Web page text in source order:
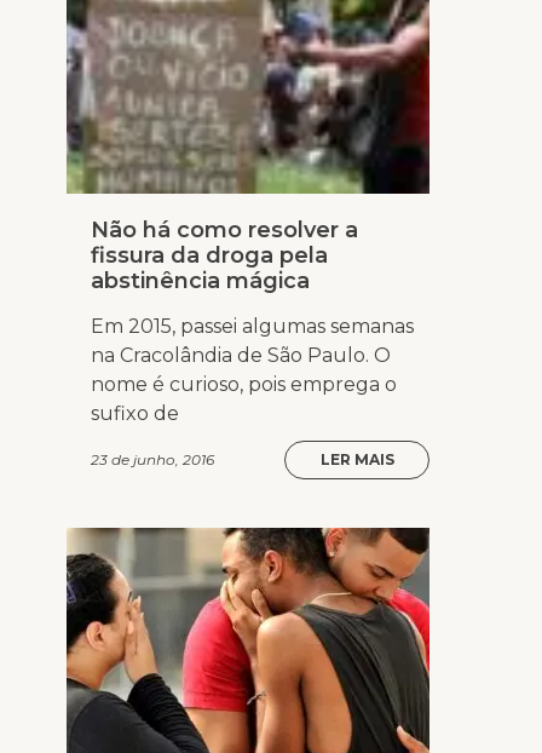
Não há como resolver a
fissura da droga pela
abstinência mágica
Em 2015, passei algumas semanas
na Cracolândia de São Paulo. O
nome é curioso, pois emprega o
sufixo de
23 de junho, 2016 LER MAIS